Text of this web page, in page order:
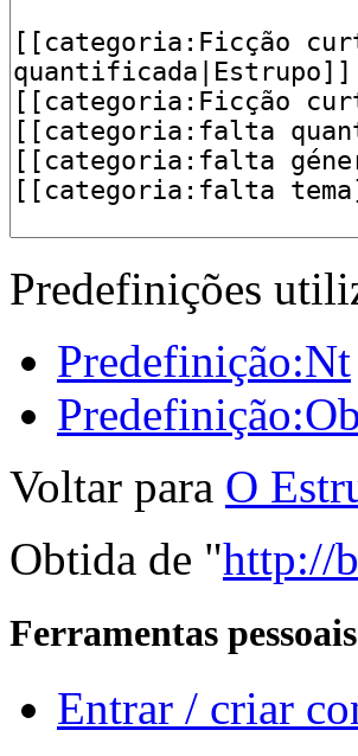
Predefinições
Predefinição:Nt
Voltar para O
Obtida de "http://
Ferramentas pessoais
Entrar / criar